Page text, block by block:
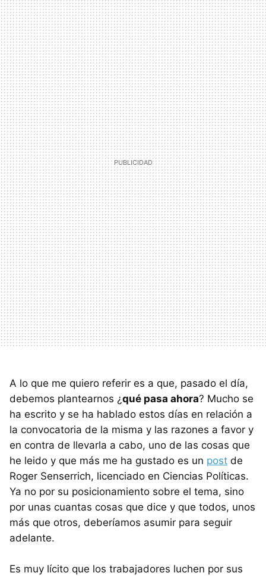
A lo que me quiero referir es a que, pasado el día,
debemos plantearnos ¿qué pasa ahora? Mucho se
ha escrito y se ha hablado estos días en relación a
la convocatoria de la misma y las razones a favor y
en contra de llevarla a cabo, uno de las cosas que
he leido y que más me ha gustado es un post de
Roger Senserrich, licenciado en Ciencias Políticas.
Ya no por su posicionamiento sobre el tema, sino
por unas cuantas cosas que dice y que todos, unos
más que otros, deberíamos asumir para seguir
adelante.
Es muy lícito que los trabajadores luchen por sus